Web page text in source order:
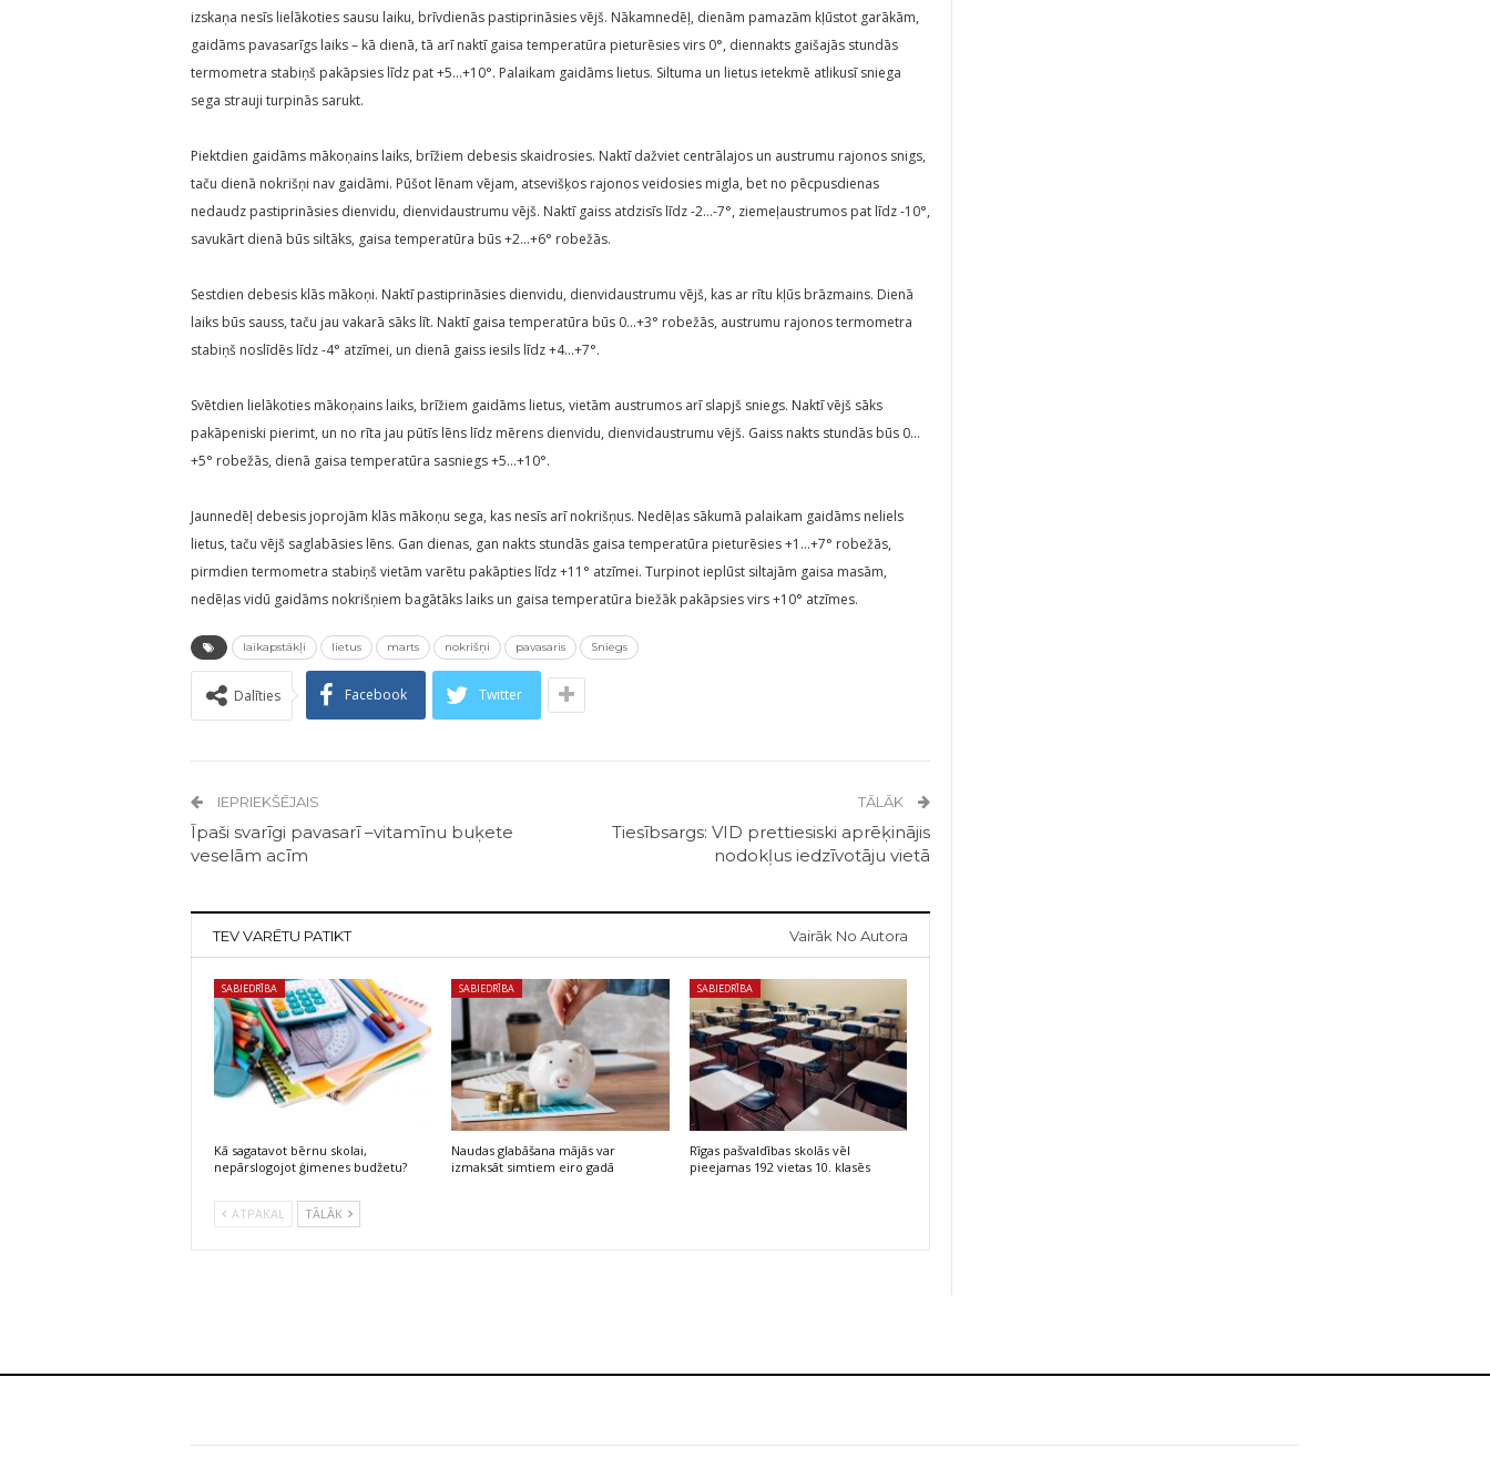
izskaņa nesīs lielākoties sausu laiku, brīvdienās pastiprināsies vējš. Nākamnedēļ, dienām pamazām kļūstot garākām,
gaidāms pavasarīgs laiks – kā dienā, tā arī naktī gaisa temperatūra pieturēsies virs 0°, diennakts gaišajās stundās
termometra stabiņš pakāpsies līdz pat +5…+10°. Palaikam gaidāms lietus. Siltuma un lietus ietekmē atlikusī sniega
sega strauji turpinās sarukt.
Piektdien gaidāms mākoņains laiks, brīžiem debesis skaidrosies. Naktī dažviet centrālajos un austrumu rajonos snigs,
taču dienā nokrišņi nav gaidāmi. Pūšot lēnam vējam, atsevišķos rajonos veidosies migla, bet no pēcpusdienas
nedaudz pastiprināsies dienvidu, dienvidaustrumu vējš. Naktī gaiss atdzisīs līdz -2…-7°, ziemeļaustrumos pat līdz -10°,
savukārt dienā būs siltāks, gaisa temperatūra būs +2…+6° robežās.
Sestdien debesis klās mākoņi. Naktī pastiprināsies dienvidu, dienvidaustrumu vējš, kas ar rītu kļūs brāzmains. Dienā
laiks būs sauss, taču jau vakarā sāks līt. Naktī gaisa temperatūra būs 0…+3° robežās, austrumu rajonos termometra
stabiņš noslīdēs līdz -4° atzīmei, un dienā gaiss iesils līdz +4…+7°.
Svētdien lielākoties mākoņains laiks, brīžiem gaidāms lietus, vietām austrumos arī slapjš sniegs. Naktī vējš sāks
pakāpeniski pierimt, un no rīta jau pūtīs lēns līdz mērens dienvidu, dienvidaustrumu vējš. Gaiss nakts stundās būs 0…
+5° robežās, dienā gaisa temperatūra sasniegs +5…+10°.
Jaunnedēļ debesis joprojām klās mākoņu sega, kas nesīs arī nokrišņus. Nedēļas sākumā palaikam gaidāms neliels
lietus, taču vējš saglabāsies lēns. Gan dienas, gan nakts stundās gaisa temperatūra pieturēsies +1…+7° robežās,
pirmdien termometra stabiņš vietām varētu pakāpties līdz +11° atzīmei. Turpinot ieplūst siltajām gaisa masām,
nedēļas vidū gaidāms nokrišņiem bagātāks laiks un gaisa temperatūra biežāk pakāpsies virs +10° atzīmes.
laikapstākļi lietus marts nokrišņi pavasaris Sniegs
Dalīties Facebook Twitter
IEPRIEKŠĒJAIS
Īpaši svarīgi pavasarī –vitamīnu buķete
veselām acīm
TĀLĀK
Tiesībsargs: VID prettiesiski aprēķinājis
nodokļus iedzīvotāju vietā
TEV VARĒTU PATIKT Vairāk No Autora
SABIEDRĪBA
Kā sagatavot bērnu skolai,
nepārslogojot ģimenes budžetu?
SABIEDRĪBA
Naudas glabāšana mājās var
izmaksāt simtiem eiro gadā
SABIEDRĪBA
Rīgas pašvaldības skolās vēl
pieejamas 192 vietas 10. klasēs
ATPAKAĻ TĀLĀK